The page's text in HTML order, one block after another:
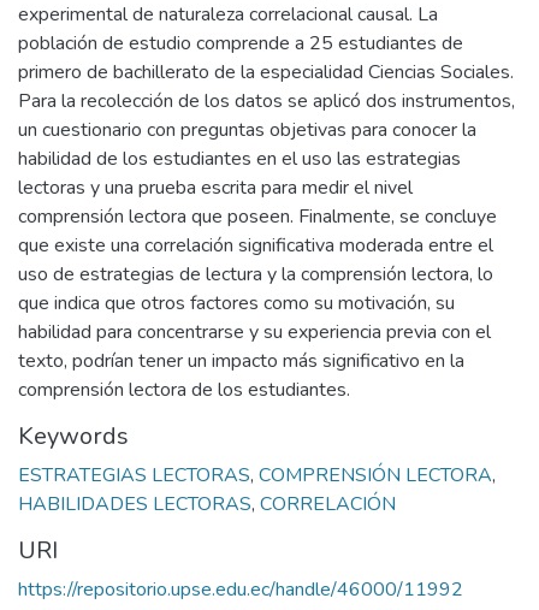
experimental de naturaleza correlacional causal. La
población de estudio comprende a 25 estudiantes de
primero de bachillerato de la especialidad Ciencias Sociales.
Para la recolección de los datos se aplicó dos instrumentos,
un cuestionario con preguntas objetivas para conocer la
habilidad de los estudiantes en el uso las estrategias
lectoras y una prueba escrita para medir el nivel
comprensión lectora que poseen. Finalmente, se concluye
que existe una correlación significativa moderada entre el
uso de estrategias de lectura y la comprensión lectora, lo
que indica que otros factores como su motivación, su
habilidad para concentrarse y su experiencia previa con el
texto, podrían tener un impacto más significativo en la
comprensión lectora de los estudiantes.
Keywords
ESTRATEGIAS LECTORAS, COMPRENSIÓN LECTORA,
HABILIDADES LECTORAS, CORRELACIÓN
URI
https://repositorio.upse.edu.ec/handle/46000/11992